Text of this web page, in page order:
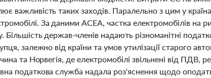
важливість таких заходів. Паралельно з цим у
За даними ACEA, частка електромобілів на
держав-членів надають різноманітні
залежно від країни та умов утилізації старого
та Норвегія, де електромобілі звільнені від ПДВ,
податкова служба надала роз'яснення щодо